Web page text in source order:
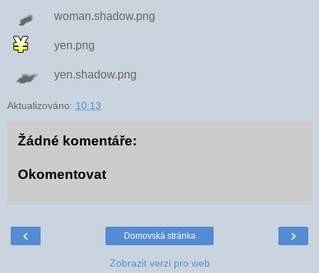
woman.shadow.png
yen.png
yen.shadow.png
Aktualizováno: 10:13
Žádné komentáře:
Okomentovat
‹ ›
Domovská stránka
Zobrazit verzi pro web